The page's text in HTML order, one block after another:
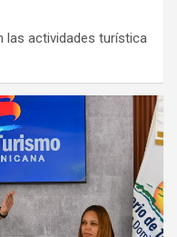
las actividades turística